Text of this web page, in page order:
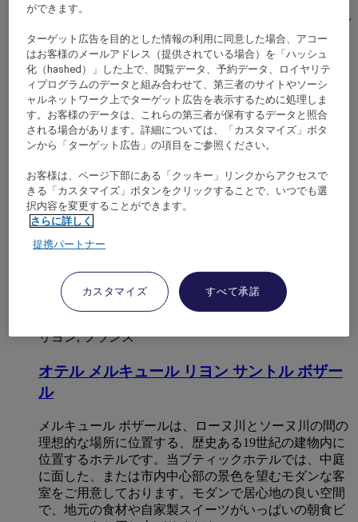
4つ星のメルキュールリヨンサントルシャトーペラーシ
ュは、リヨンの中心にあり、市街を一望できます。プ
レスキルの中心部にある当ホテルでは、ペラシュ駅や
旧市街リヨンへの好アクセスを実感いただけます。
1906年に建てられた歴史的建造物に足を踏み入れ、ア
ール・ヌーヴォーの精神を存分に味わってください。
4,4/5Rated 4,4 of 5
リヨン, フランス
オテル メルキュール リヨン サントル ボザー
ル
メルキュール ボザールは、ローヌ川とソーヌ川の間の
理想的な場所に位置する、歴史ある19世紀の建物内に
位置するホテルです。当ブティックホテルでは、中庭
に面した、または市内中心部の景色を望むモダンな客
室をご用意しております。モダンで居心地の良い空間
で、地元の食材や自家製スイーツがいっぱいの朝食ビ
ができます。
ターゲット広告を目的とした情報の利用に同意した場合、アコー
はお客様のメールアドレス（提供されている場合）を「ハッシュ
化（hashed）」した上で、閲覧データ、予約データ、ロイヤリテ
ィプログラムのデータと組み合わせて、第三者のサイトやソーシ
ャルネットワーク上でターゲット広告を表示するために処理しま
す。お客様のデータは、これらの第三者が保有するデータと照合
される場合があります。詳細については、「カスタマイズ」ボタ
ンから「ターゲット広告」の項目をご参照ください。
お客様は、ページ下部にある「クッキー」リンクからアクセスで
きる「カスタマイズ」ボタンをクリックすることで、いつでも選
択内容を変更することができます。
さらに詳しく
提携パートナー
カスタマイズ すべて承諾